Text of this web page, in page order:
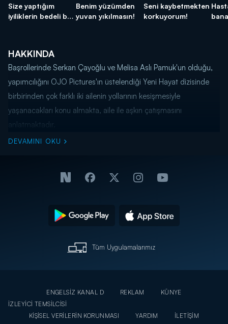
Size yaptığım
iyiliklerin bedeli bu
Benim yüzümden
yuvan yıkılmasın!
Seni kaybetmekten
korkuyorum!
HAKKINDA
Başrollerinde Serkan Çayoğlu ve Melisa Aslı Pamuk'un olduğu,
yapımcılığını OJO Pictures'ın üstelendiği Yeni Hayat dizisinde
birbirinden çok farklı iki ailenin yollarının kesişmesiyle
yaşanacakları konu almakta, aile ile aşkın çatışmasını
anlatmaktadır.
DEVAMINI OKU
Tüm Uygulamalarımız
ENGELSİZ KANAL D REKLAM
KÜNYE
İZLEYİCİ TEMSİLCİSİ
KİŞİSEL VERİLERİN KORUNMASI
YARDIM İLETİŞİM